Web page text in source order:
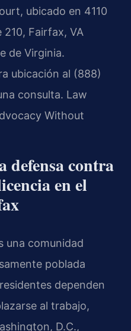
ubicado en 4110
210, Fairfax, VA
de Virginia.
ubicación al (888)
consulta. Law
Without
defensa contra
en el
una comunidad
poblada
dependen
al trabajo,
D.C.,